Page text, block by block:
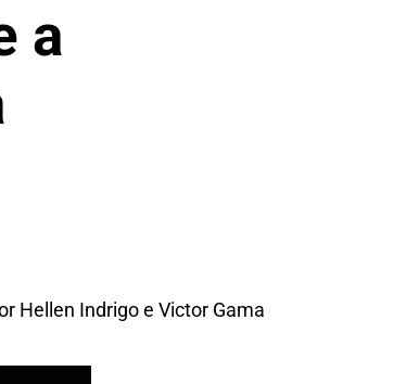
a
Hellen Indrigo e Victor Gama